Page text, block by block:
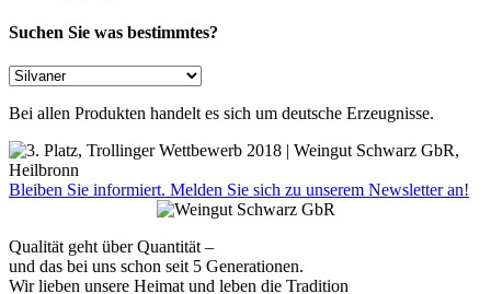
Suchen Sie was bestimmtes?
Bei allen Produkten handelt es sich um deutsche Erzeugnisse.
Bleiben Sie informiert. Melden Sie sich zu unserem Newsletter an!
Qualität geht über Quantität –
und das bei uns schon seit 5 Generationen.
Wir lieben unsere Heimat und leben die Tradition